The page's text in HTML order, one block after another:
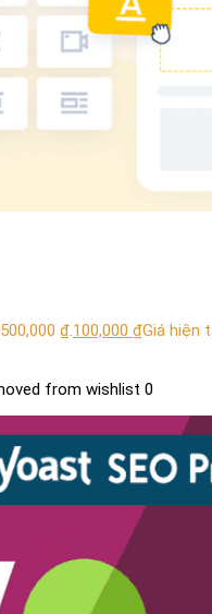
₫.100,000 ₫Giá hiện
from wishlist 0